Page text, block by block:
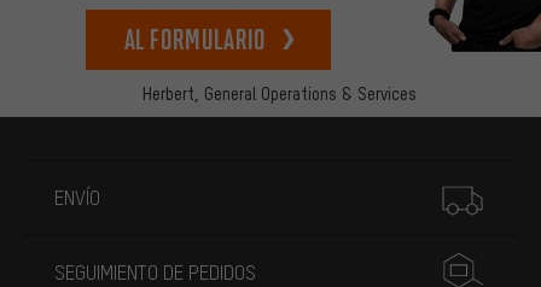
Herbert, General Operations & Services
Al formulario
ENVÍO
SEGUIMIENTO DE PEDIDOS